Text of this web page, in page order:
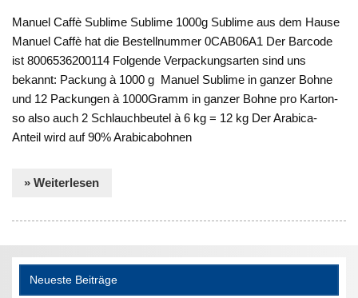
Manuel Caffè Sublime Sublime 1000g Sublime aus dem Hause
Manuel Caffè hat die Bestellnummer 0CAB06A1 Der Barcode
ist 8006536200114 Folgende Verpackungsarten sind uns
bekannt: Packung à 1000 g Manuel Sublime in ganzer Bohne
und 12 Packungen à 1000Gramm in ganzer Bohne pro Karton-
so also auch 2 Schlauchbeutel à 6 kg = 12 kg Der Arabica-
Anteil wird auf 90% Arabicabohnen
» Weiterlesen
Neueste Beiträge